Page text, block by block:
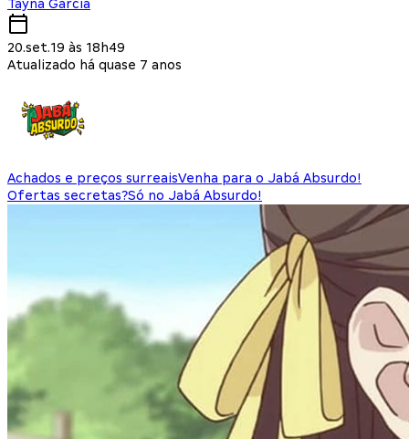
Tayná Garcia
20.set.19 às 18h49
Atualizado há quase 7 anos
Achados e preços surreaisVenha para o Jabá Absurdo!
Ofertas secretas?Só no Jabá Absurdo!